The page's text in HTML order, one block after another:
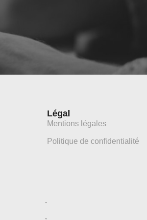
Légal
Mentions légales
Politique de confidentialité